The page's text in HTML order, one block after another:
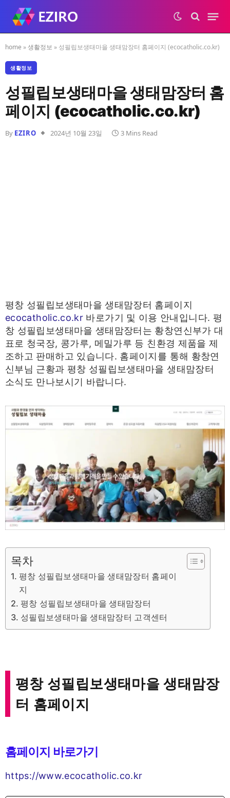
home »생활정보 » 성필립보생태마을 생태맘장터 홈페이지 (ecocatholic.co.kr)
생활정보
성필립보생태마을 생태맘장터 홈
페이지 (ecocatholic.co.kr)
By EZIRO 2024년 10월 23일 3 Mins Read
평창 성필립보생태마을 생태맘장터 홈페이지
ecocatholic.co.kr 바로가기 및 이용 안내입니다. 평
창 성필립보생태마을 생태맘장터는 황창연신부가 대
표로 청국장, 콩가루, 메밀가루 등 친환경 제품을 제
조하고 판매하고 있습니다. 홈페이지를 통해 황창연
신부님 근황과 평창 성필립보생태마을 생태맘장터
소식도 만나보시기 바랍니다.
목차
평창 성필립보생태마을 생태맘장터 홈페이
지
평창 성필립보생태마을 생태맘장터
성필립보생태마을 생태맘장터 고객센터
평창 성필립보생태마을 생태맘장
터 홈페이지
홈페이지 바로가기
https://www.ecocatholic.co.kr